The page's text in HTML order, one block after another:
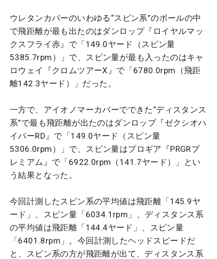
ウレタンカバーのいわゆる“スピン系”のボールの中
で飛距離が最も出たのはダンロップ『ロイヤルマッ
クスフライ赤』で「149.0ヤード（スピン量
5385.7rpm）」で、スピン量が最も入ったのはキャ
ロウェイ『クロムツアーX』で「6780.0rpm（飛距
離142.3ヤード）」だった。
一方で、アイオノマーカバーでできた“ディスタンス
系”で最も飛距離が出たのはダンロップ『ゼクシオハ
イパーRD』で「149.0ヤード（スピン量
5306.0rpm）」で、スピン量はプロギア『PRGRプ
レミアム』で「6922.0rpm（141.7ヤード）」とい
う結果となった。
今回計測したスピン系の平均値は飛距離「145.9ヤ
ード」、スピン量「6034.1rpm」、ディスタンス系
の平均値は飛距離「144.4ヤード」、スピン量
「6401.8rpm」。今回計測したヘッドスピードだ
と、スピン系の方が飛距離が出て、ディスタンス系